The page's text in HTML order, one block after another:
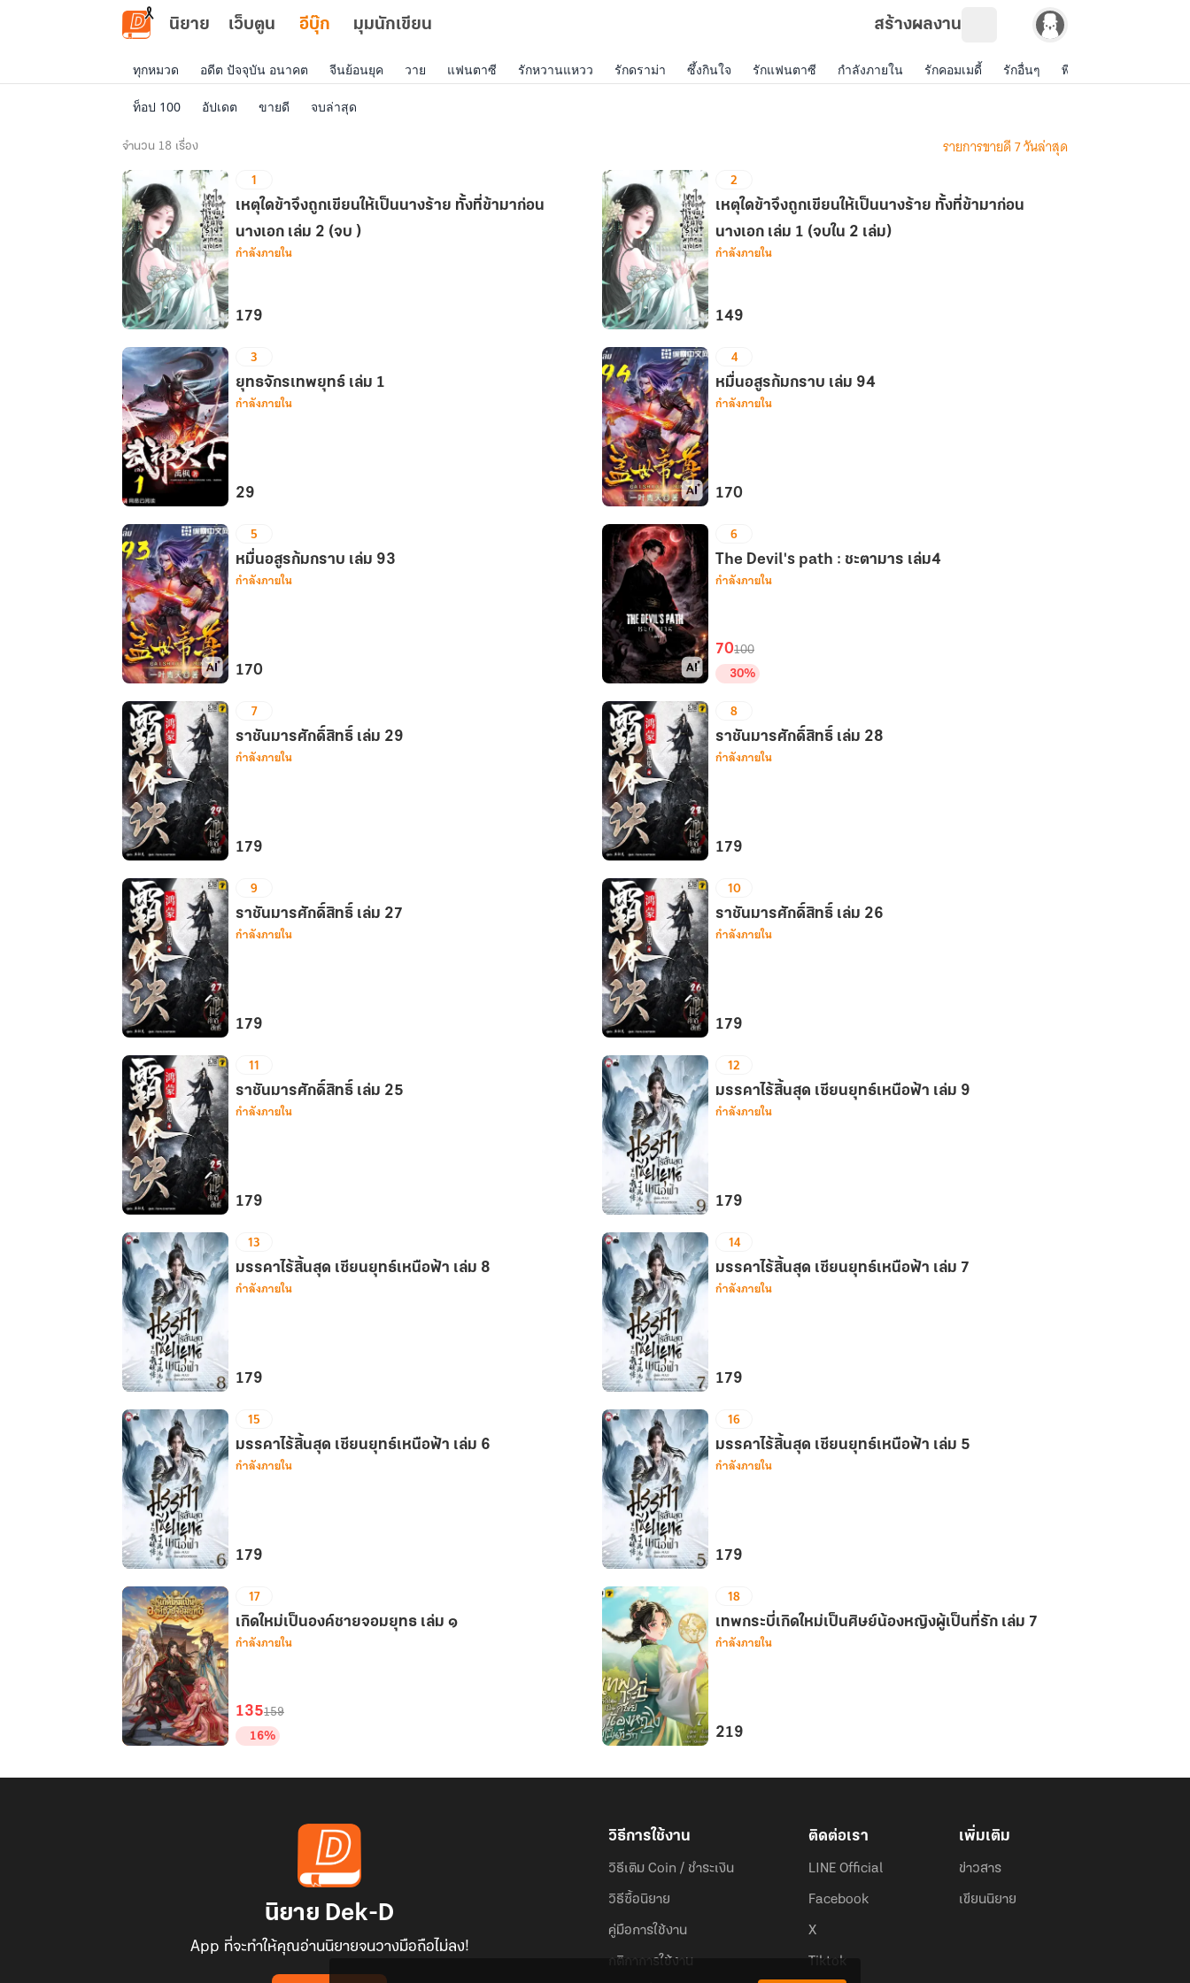
ข้ามไปยังเนื้อหาหลัก
นิยาย เว็บตูน อีบุ๊ก มุมนักเขียน สร้างผลงาน
ทุกหมวด อดีต ปัจจุบัน อนาคต จีนย้อนยุค วาย แฟนตาซี รักหวานแหวว รักดราม่า ซึ้งกินใจ รักแฟนตาซี กำลังภายใน รักคอมเมดี้ รักอื่นๆ พีเรียดไทย
ท็อป 100 อัปเดต ขายดี จบล่าสุด
จำนวน 18 เรื่อง รายการขายดี 7 วันล่าสุด
ใด
ข้า
จึง
ถูก
เขียน
ให้
เป็น
นาง
ร้าย
ทั้ง
ที่
ข้า
มา
ก่อน
นางเอก
เล่ม
2
(จบ
1
เหตุใดข้าจึงถูกเขียนให้เป็นนางร้าย ทั้งที่ข้ามาก่อน
นางเอก เล่ม 2 (จบ )
กำลังภายใน
179
ใด
ข้า
จึง
ถูก
เขียน
ให้
เป็น
นาง
ร้าย
ทั้ง
ข้า
มา
ก่อน
นางเอก
เล่ม
1
(จบใน
เล่ม)
2
เหตุใดข้าจึงถูกเขียนให้เป็นนางร้าย ทั้งที่ข้ามาก่อน
นางเอก เล่ม 1 (จบใน 2 เล่ม)
กำลังภายใน
149
จักร
เทพ
ยุทธ์
เล่ม
1
3
ยุทธจักรเทพยุทธ์ เล่ม 1
กำลังภายใน
29
อสูร
ก้ม
กราบ
เล่ม
94
4
หมื่นอสูรก้มกราบ เล่ม 94
กำลังภายใน
170
อสูร
ก้ม
กราบ
เล่ม
93
5
หมื่นอสูรก้มกราบ เล่ม 93
กำลังภายใน
170
Devil's
path
:
ชะตา
มาร
เล่ม4
6
The Devil's path : ชะตามาร เล่ม4
กำลังภายใน
70100
30%
มาร
ศักดิ์สิทธิ์
เล่ม
29
7
ราชันมารศักดิ์สิทธิ์ เล่ม 29
กำลังภายใน
179
มาร
ศักดิ์สิทธิ์
เล่ม
28
8
ราชันมารศักดิ์สิทธิ์ เล่ม 28
กำลังภายใน
179
มาร
ศักดิ์สิทธิ์
เล่ม
27
9
ราชันมารศักดิ์สิทธิ์ เล่ม 27
กำลังภายใน
179
มาร
ศักดิ์สิทธิ์
เล่ม
26
10
ราชันมารศักดิ์สิทธิ์ เล่ม 26
กำลังภายใน
179
มาร
ศักดิ์สิทธิ์
เล่ม
25
11
ราชันมารศักดิ์สิทธิ์ เล่ม 25
กำลังภายใน
179
ไร้
สิ้น
สุด
เซียน
ยุทธ์
เหนือ
ฟ้า
เล่ม
9
12
มรรคาไร้สิ้นสุด เซียนยุทธ์เหนือฟ้า เล่ม 9
กำลังภายใน
179
ไร้
สิ้น
สุด
เซียน
ยุทธ์
เหนือ
ฟ้า
เล่ม
8
13
มรรคาไร้สิ้นสุด เซียนยุทธ์เหนือฟ้า เล่ม 8
กำลังภายใน
179
ไร้
สิ้น
สุด
เซียน
ยุทธ์
เหนือ
ฟ้า
เล่ม
7
14
มรรคาไร้สิ้นสุด เซียนยุทธ์เหนือฟ้า เล่ม 7
กำลังภายใน
179
ไร้
สิ้น
สุด
เซียน
ยุทธ์
เหนือ
ฟ้า
เล่ม
15
มรรคาไร้สิ้นสุด เซียนยุทธ์เหนือฟ้า เล่ม 6
กำลังภายใน
179
ไร้
สิ้น
สุด
เซียน
ยุทธ์
เหนือ
ฟ้า
เล่ม
16
มรรคาไร้สิ้นสุด เซียนยุทธ์เหนือฟ้า เล่ม 5
กำลังภายใน
179
ใหม่
17
เกิดใหม่เป็นองค์ชายจอมยุทธ เล่ม ๑
กำลังภายใน
135159
16%
กระบี่
เป็น
ศิษย์
หญิง
ผู้
18
เทพกระบี่เกิดใหม่เป็นศิษย์น้องหญิงผู้เป็นที่รัก เล่ม 7
กำลังภายใน
219
นิยาย Dek-D
App ที่จะทำให้คุณอ่านนิยายจนวางมือถือไม่ลง!
วิธีการใช้งาน
วิธีเติม Coin / ชำระเงิน
วิธีซื้อนิยาย
คู่มือการใช้งาน
กติกาการใช้งาน
ติดต่อเรา
LINE Official
Facebook
X
Tiktok
เพิ่มเติม
ข่าวสาร
เขียนนิยาย